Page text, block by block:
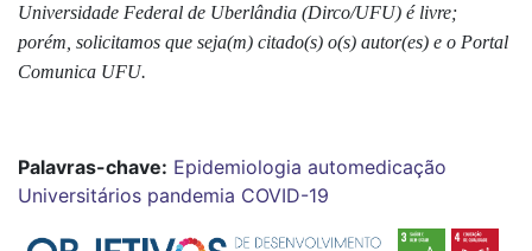
Universidade Federal de Uberlândia (Dirco/UFU) é livre;
porém, solicitamos que seja(m) citado(s) o(s) autor(es) e o Portal
Comunica UFU.
Palavras-chave: Epidemiologia automedicação
Universitários pandemia COVID-19